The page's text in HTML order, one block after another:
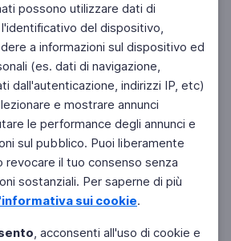
possono utilizzare dati di
del dispositivo,
a informazioni sul dispositivo ed
(es. dati di navigazione,
dall'autenticazione, indirizzi IP, etc)
e mostrare annunci
le performance degli annunci e
sul pubblico. Puoi liberamente
revocare il tuo consenso senza
sostanziali. Per saperne di più
sui cookie.
, acconsenti all'uso di cookie e